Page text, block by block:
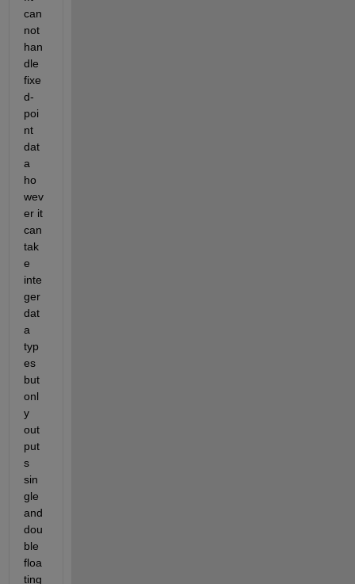
can
not
han
dle
fixe
d-
poi
nt
dat
a
ho
wev
er it
can
tak
e
inte
ger
dat
a
typ
es
but
onl
y
out
put
s
sin
gle
and
dou
ble
floa
ting